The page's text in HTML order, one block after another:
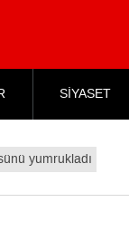
SİYASET
yumrukladı